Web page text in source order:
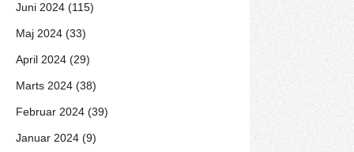
Juni 2024 (115)
Maj 2024 (33)
April 2024 (29)
Marts 2024 (38)
Februar 2024 (39)
Januar 2024 (9)